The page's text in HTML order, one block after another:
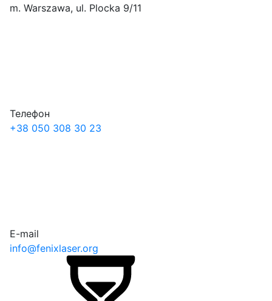
m. Warszawa, ul. Plocka 9/11
Телефон
+38 050 308 30 23
E-mail
info@fenixlaser.org